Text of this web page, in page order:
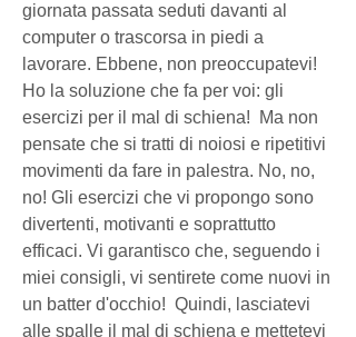
giornata passata seduti davanti al
computer o trascorsa in piedi a
lavorare. Ebbene, non preoccupatevi!
Ho la soluzione che fa per voi: gli
esercizi per il mal di schiena!  Ma non
pensate che si tratti di noiosi e ripetitivi
movimenti da fare in palestra. No, no,
no! Gli esercizi che vi propongo sono
divertenti, motivanti e soprattutto
efficaci. Vi garantisco che, seguendo i
miei consigli, vi sentirete come nuovi in
un batter d'occhio!  Quindi, lasciatevi
alle spalle il mal di schiena e mettetevi